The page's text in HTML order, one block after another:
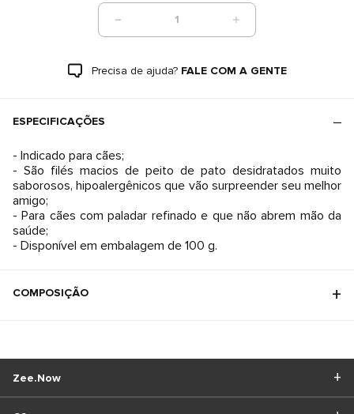
1
Precisa de ajuda? FALE COM A GENTE
ESPECIFICAÇÕES
- Indicado para cães;
- São filés macios de peito de pato desidratados muito
saborosos, hipoalergênicos que vão surpreender seu melhor
amigo;
- Para cães com paladar refinado e que não abrem mão da
saúde;
- Disponível em embalagem de 100 g.
COMPOSIÇÃO
Zee.Now